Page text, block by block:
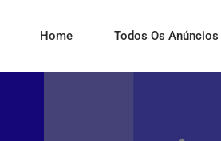
Home Todos Os Anúncios